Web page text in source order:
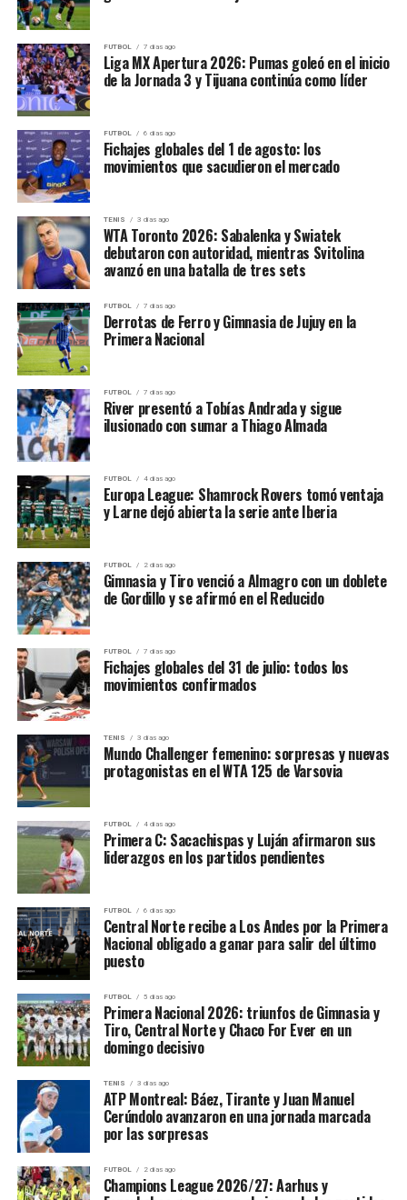
FUTBOL 7 días ago
Liga MX Apertura 2026: Pumas goleó en el inicio
de la Jornada 3 y Tijuana continúa como líder
FUTBOL 6 días ago
Fichajes globales del 1 de agosto: los
movimientos que sacudieron el mercado
TENIS 3 días ago
WTA Toronto 2026: Sabalenka y Swiatek
debutaron con autoridad, mientras Svitolina
avanzó en una batalla de tres sets
FUTBOL 7 días ago
Derrotas de Ferro y Gimnasia de Jujuy en la
Primera Nacional
FUTBOL 7 días ago
River presentó a Tobías Andrada y sigue
ilusionado con sumar a Thiago Almada
FUTBOL 4 días ago
Europa League: Shamrock Rovers tomó ventaja
y Larne dejó abierta la serie ante Iberia
FUTBOL 2 días ago
Gimnasia y Tiro venció a Almagro con un doblete
de Gordillo y se afirmó en el Reducido
FUTBOL 7 días ago
Fichajes globales del 31 de julio: todos los
movimientos confirmados
TENIS 3 días ago
Mundo Challenger femenino: sorpresas y nuevas
protagonistas en el WTA 125 de Varsovia
FUTBOL 4 días ago
Primera C: Sacachispas y Luján afirmaron sus
liderazgos en los partidos pendientes
FUTBOL 6 días ago
Central Norte recibe a Los Andes por la Primera
Nacional obligado a ganar para salir del último
puesto
FUTBOL 5 días ago
Primera Nacional 2026: triunfos de Gimnasia y
Tiro, Central Norte y Chaco For Ever en un
domingo decisivo
TENIS 3 días ago
ATP Montreal: Báez, Tirante y Juan Manuel
Cerúndolo avanzaron en una jornada marcada
por las sorpresas
FUTBOL 2 días ago
Champions League 2026/27: Aarhus y